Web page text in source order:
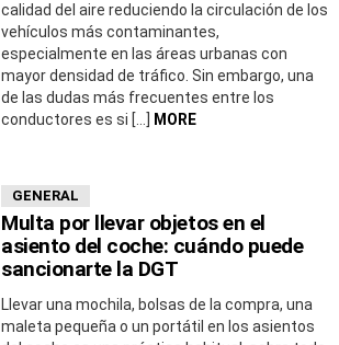
calidad del aire reduciendo la circulación de los
vehículos más contaminantes,
especialmente en las áreas urbanas con
mayor densidad de tráfico. Sin embargo, una
de las dudas más frecuentes entre los
conductores es si […]
MORE
GENERAL
Multa por llevar objetos en el
asiento del coche: cuándo puede
sancionarte la DGT
Llevar una mochila, bolsas de la compra, una
maleta pequeña o un portátil en los asientos